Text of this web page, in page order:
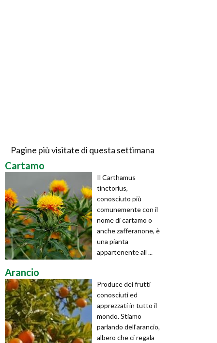
Pagine più visitate di questa settimana
Cartamo
Il Carthamus
tinctorius,
conosciuto più
comunemente con il
nome di cartamo o
anche zafferanone, è
una pianta
appartenente all ...
Arancio
Produce dei frutti
conosciuti ed
apprezzati in tutto il
mondo. Stiamo
parlando dell’arancio,
albero che ci regala